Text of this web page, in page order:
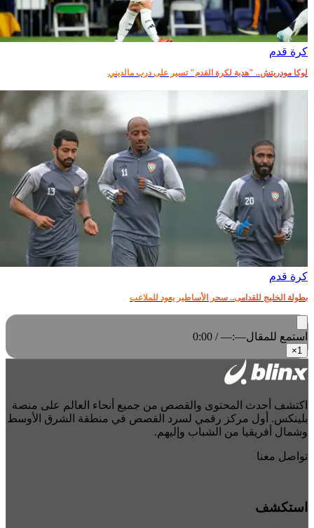
كرة قدم
لوكا مودريتش.. "هدية لكرة القدم" تسير على درب مالديني
كرة قدم
بطولة الخليج للقدامى.. سحر الأساطير يعود للملاعب
استمع للمقال 0:00 / —:—
1
×
اكتشف أحدث المحتوى والقصص من جميع أنحاء العالم على منصة
بلينكس. أول مركز رقمي لسرد القصص في منطقة الشرق الأوسط
وشمال أفريقيا من الشباب وإليهم.
تواصل معنا
استكشف